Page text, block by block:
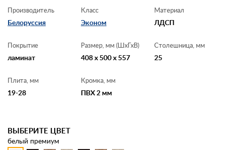
Производитель
Белоруссия
Класс
Эконом
Материал
ЛДСП
Покрытие
ламинат
Размер, мм (ШхГхВ)
408 x 500 x 557
Столешница, мм
25
Плита, мм
19-28
Кромка, мм
ПВХ 2 мм
ВЫБЕРИТЕ ЦВЕТ
белый премиум